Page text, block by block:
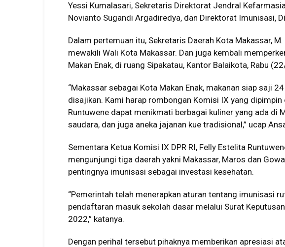
Yessi Kumalasari, Sekretaris Direktorat Jendral
Novianto Sugandi Argadiredya, dan Direktorat Imunisasi,
Dalam pertemuan itu, Sekretaris Daerah Kota Makassar,
mewakili Wali Kota Makassar. Dan juga kembali
Makan Enak, di ruang Sipakatau, Kantor Balaikota, Rabu
“Makassar sebagai Kota Makan Enak, makanan siap saji
disajikan. Kami harap rombongan Komisi IX yang
Runtuwene dapat menikmati berbagai kuliner yang ada di
saudara, dan juga aneka jajanan kue tradisional,” ucap
Sementara Ketua Komisi IX DPR RI, Felly Estelita
mengunjungi tiga daerah yakni Makassar, Maros dan
pentingnya imunisasi sebagai investasi kesehatan.
“Pemerintah telah menerapkan aturan tentang imunisasi
pendaftaran masuk sekolah dasar melalui Surat
2022,” katanya.
Dengan perihal tersebut pihaknya memberikan apresiasi